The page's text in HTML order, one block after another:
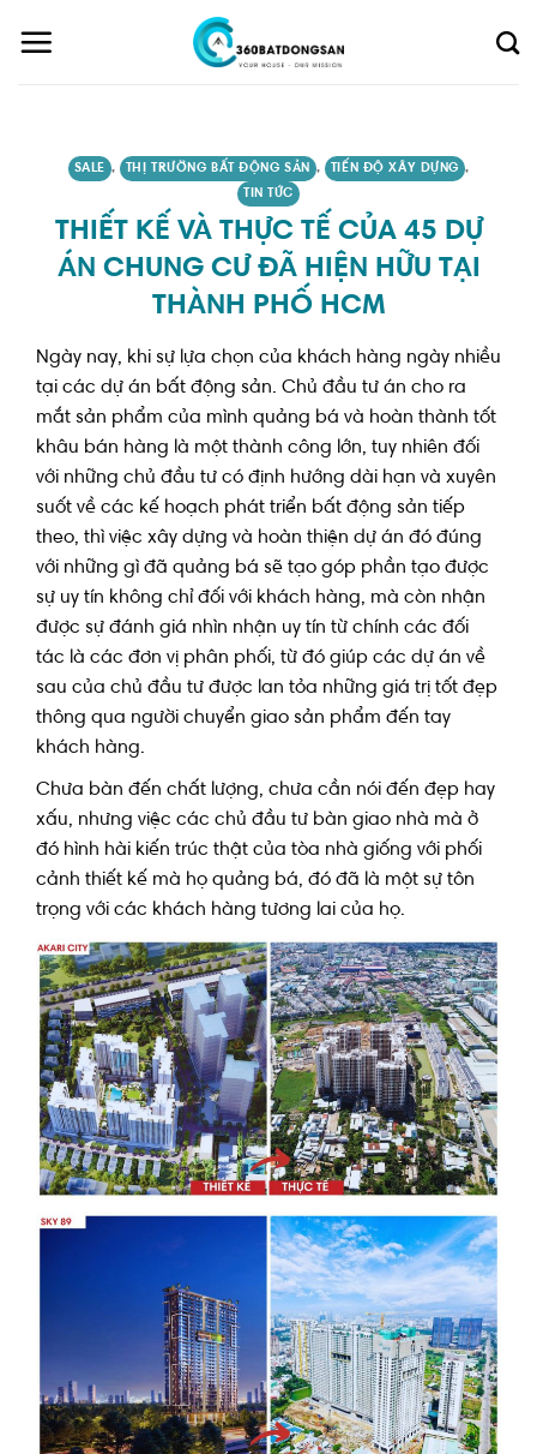
SALE , THỊ TRƯỜNG BẤT ĐỘNG SẢN , TIẾN ĐỘ XÂY DỰNG ,
TIN TỨC
THIẾT KẾ VÀ THỰC TẾ CỦA 45 DỰ
ÁN CHUNG CƯ ĐÃ HIỆN HỮU TẠI
THÀNH PHỐ HCM
Ngày nay, khi sự lựa chọn của khách hàng ngày nhiều
tại các dự án bất động sản. Chủ đầu tư án cho ra
mắt sản phẩm của mình quảng bá và hoàn thành tốt
khâu bán hàng là một thành công lớn, tuy nhiên đối
với những chủ đầu tư có định hướng dài hạn và xuyên
suốt về các kế hoạch phát triển bất động sản tiếp
theo, thì việc xây dựng và hoàn thiện dự án đó đúng
với những gì đã quảng bá sẽ tạo góp phần tạo được
sự uy tín không chỉ đối với khách hàng, mà còn nhận
được sự đánh giá nhìn nhận uy tín từ chính các đối
tác là các đơn vị phân phối, từ đó giúp các dự án về
sau của chủ đầu tư được lan tỏa những giá trị tốt đẹp
thông qua người chuyển giao sản phẩm đến tay
khách hàng.
Chưa bàn đến chất lượng, chưa cần nói đến đẹp hay
xấu, nhưng việc các chủ đầu tư bàn giao nhà mà ở
đó hình hài kiến trúc thật của tòa nhà giống với phối
cảnh thiết kế mà họ quảng bá, đó đã là một sự tôn
trọng với các khách hàng tương lai của họ.